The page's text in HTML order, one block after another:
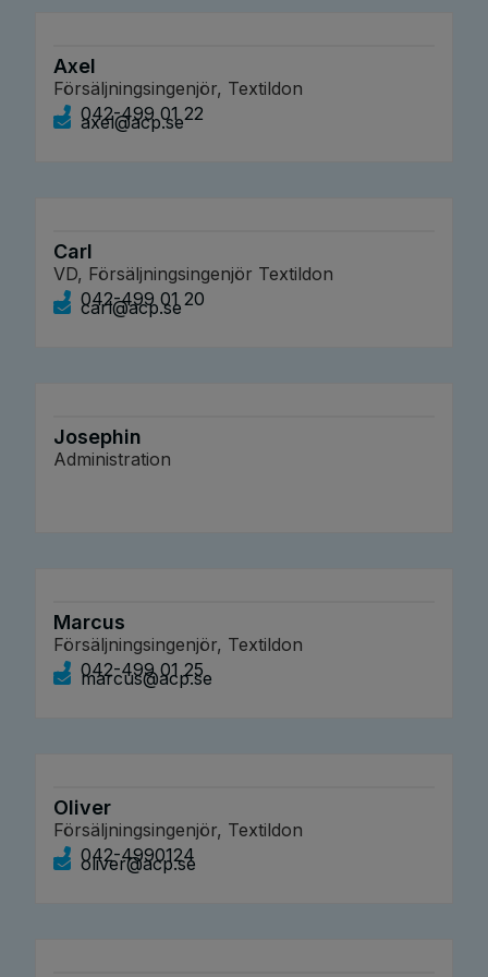
Axel
Försäljningsingenjör, Textildon
042-499 01 22
axel@acp.se
Carl
VD, Försäljningsingenjör Textildon
042-499 01 20
carl@acp.se
Josephin
Administration
Marcus
Försäljningsingenjör, Textildon
042-499 01 25
marcus@acp.se
Oliver
Försäljningsingenjör, Textildon
042-4990124
oliver@acp.se